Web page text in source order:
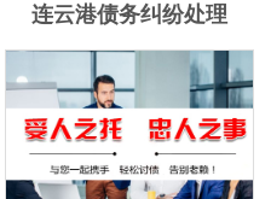
连云港债务纠纷处理